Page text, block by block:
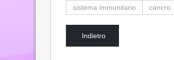
sistema immunitario cancro
Indietro